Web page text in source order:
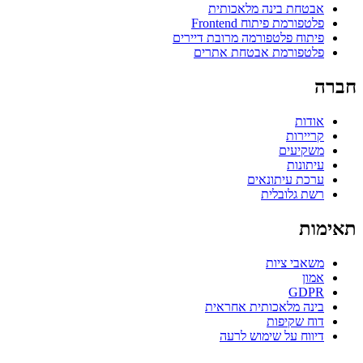
אבטחת בינה מלאכותית
פלטפורמת פיתוח Frontend
פיתוח פלטפורמה מרובת דיירים
פלטפורמת אבטחת אתרים
חברה
אודות
קריירות
משקיעים
עיתונות
ערכת עיתונאים
רשת גלובלית
תאימות
משאבי ציות
אמון
GDPR
בינה מלאכותית אחראית
דוח שקיפות
דיווח על שימוש לרעה